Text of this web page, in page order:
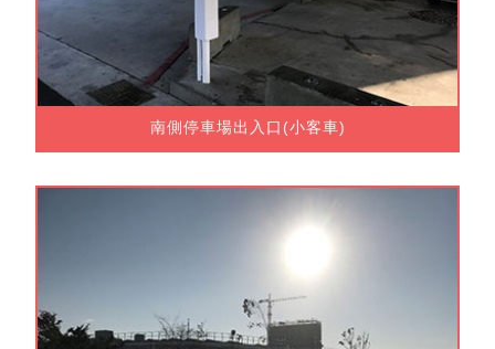
南側停車場出入口(小客車)